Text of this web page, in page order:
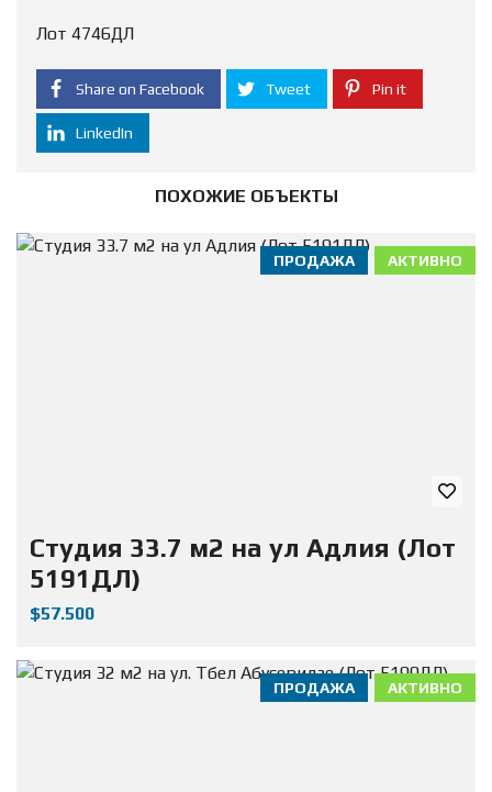
Лот 4746ДЛ
Share on Facebook Tweet Pin it
LinkedIn
ПОХОЖИЕ ОБЪЕКТЫ
АКТИВНО
ПРОДАЖА
Студия 33.7 м2 на ул Адлия (Лот
5191ДЛ)
$57.500
АКТИВНО
ПРОДАЖА